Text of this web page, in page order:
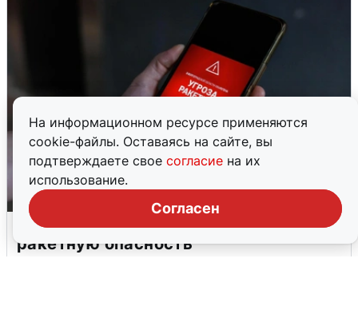
На информационном ресурсе применяются
cookie-файлы. Оставаясь на сайте, вы
подтверждаете свое согласие на их
использование.
Согласен
В Пермском крае утром объявили
ракетную опасность